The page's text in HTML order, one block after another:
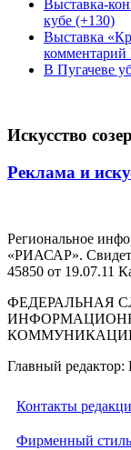
Выставка-
кубе (+130)
Выставка
В Пугачеве
Искусство
Реклама и
Региональное
«РИАСАР».
45850 от 19.07.11
ФЕДЕРАЛЬНАЯ
Главный редактор:
Контакты
Фирменный стиль